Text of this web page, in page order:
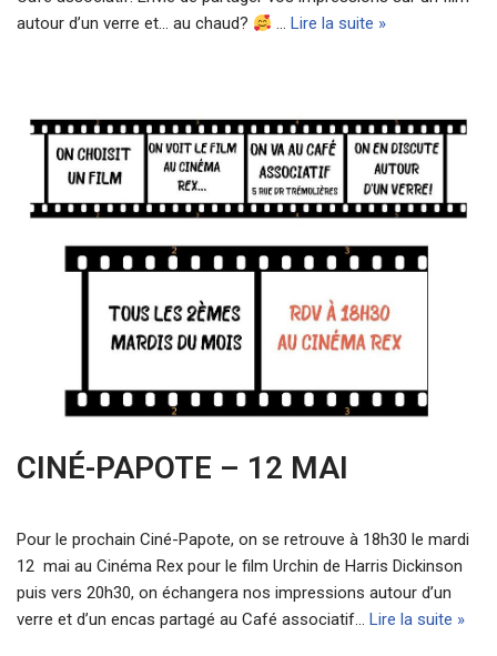
autour d’un verre et… au chaud?
… Lire la suite »
CINÉ-PAPOTE – 12 MAI
Pour le prochain Ciné-Papote, on se retrouve à 18h30 le mardi
12 mai au Cinéma Rex pour le film Urchin de Harris Dickinson
puis vers 20h30, on échangera nos impressions autour d’un
verre et d’un encas partagé au Café associatif… Lire la suite »